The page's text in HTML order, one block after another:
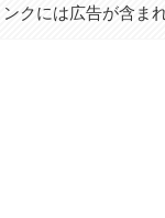
クには広告が含ま